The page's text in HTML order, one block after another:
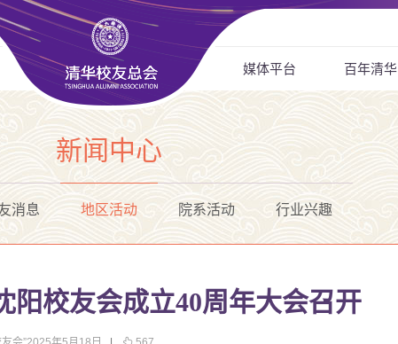
媒体平台 百年清华
新闻中心
消息 地区活动 院系活动 行业兴趣
阳校友会成立40周年大会召开